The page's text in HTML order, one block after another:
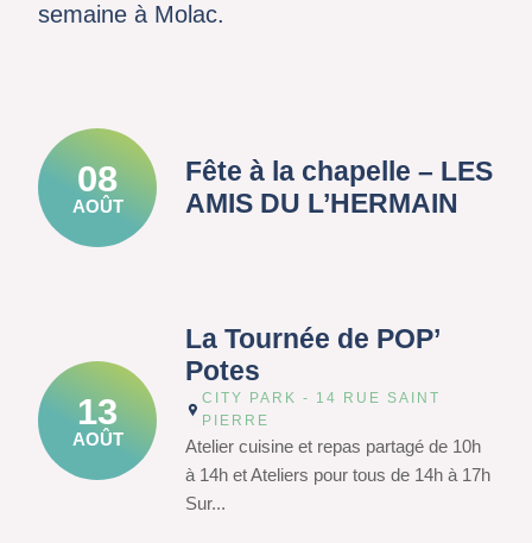
semaine à Molac.
08
AOÛT
Fête à la chapelle – LES
AMIS DU L’HERMAIN
13
AOÛT
La Tournée de POP’
Potes
CITY PARK - 14 RUE SAINT
PIERRE
Atelier cuisine et repas partagé de 10h
à 14h et Ateliers pour tous de 14h à 17h
Sur...